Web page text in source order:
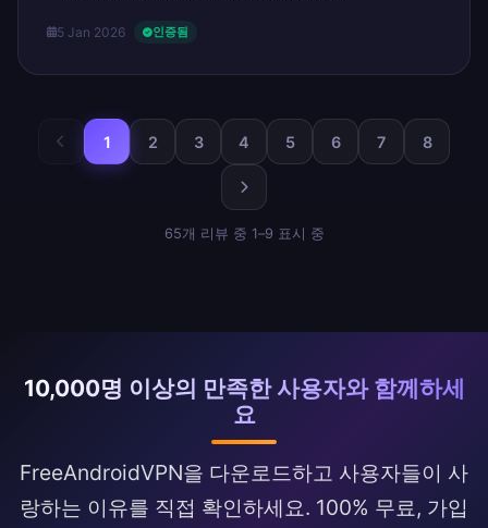
5 Jan 2026 인증됨
1 2 3 4 5 6 7 8
65개 리뷰 중 1–9 표시 중
10,000명 이상의 만족한 사용자와 함께하세
요
FreeAndroidVPN을 다운로드하고 사용자들이 사
랑하는 이유를 직접 확인하세요. 100% 무료, 가입